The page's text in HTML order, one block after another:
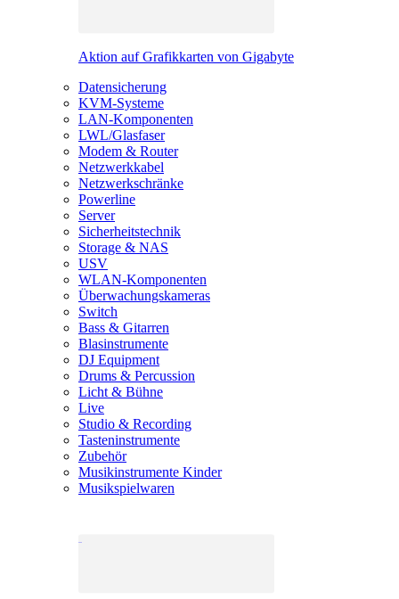
Aktion auf Grafikkarten von Gigabyte
Datensicherung
KVM-Systeme
LAN-Komponenten
LWL/Glasfaser
Modem & Router
Netzwerkkabel
Netzwerkschränke
Powerline
Server
Sicherheitstechnik
Storage & NAS
USV
WLAN-Komponenten
Überwachungskameras
Switch
Bass & Gitarren
Blasinstrumente
DJ Equipment
Drums & Percussion
Licht & Bühne
Live
Studio & Recording
Tasteninstrumente
Zubehör
Musikinstrumente Kinder
Musikspielwaren